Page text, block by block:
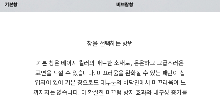
창을 선택하는 방법
기본 창은 베이지 컬러의 매트한 소재로, 은은하고 고급스러운
표면을 느낄 수 있습니다. 미끄러움을 완화할 수 있는 패턴이 삽
입되어 있어 기본 창으로도 대부분의 바닥면에서 미끄러움이 느
껴지지는 않습니다. 더 확실한 미끄럼 방지 효과와 내구성 증가를